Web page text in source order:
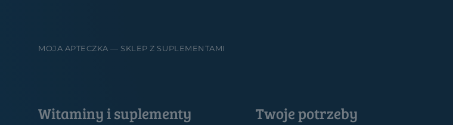
MOJA APTECZKA — SKLEP Z SUPLEMENTAMI
Witaminy i suplementy Twoje potrzeby